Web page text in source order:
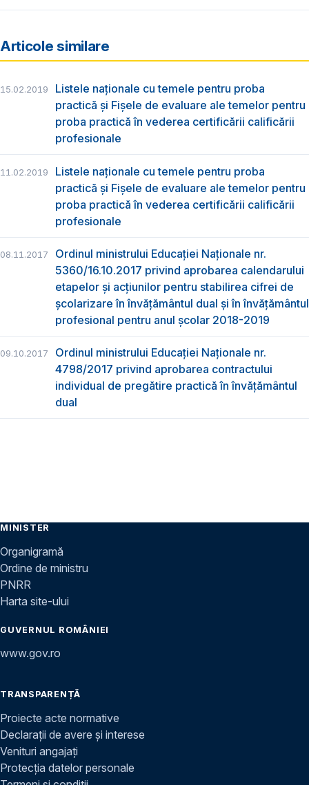
Articole similare
15.02.2019
Listele naționale cu temele pentru proba
practică și Fișele de evaluare ale temelor pentru
proba practică în vederea certificării calificării
profesionale
11.02.2019
Listele naționale cu temele pentru proba
practică și Fișele de evaluare ale temelor pentru
proba practică în vederea certificării calificării
profesionale
08.11.2017
Ordinul ministrului Educaţiei Naţionale nr.
5360/16.10.2017 privind aprobarea calendarului
etapelor și acțiunilor pentru stabilirea cifrei de
școlarizare în învățământul dual și în învățământul
profesional pentru anul școlar 2018-2019
09.10.2017
Ordinul ministrului Educației Naționale nr.
4798/2017 privind aprobarea contractului
individual de pregătire practică în învățământul
dual
MINISTER
Organigramă
Ordine de ministru
PNRR
Harta site-ului
GUVERNUL ROMÂNIEI
www.gov.ro
TRANSPARENȚĂ
Proiecte acte normative
Declarații de avere și interese
Venituri angajați
Protecția datelor personale